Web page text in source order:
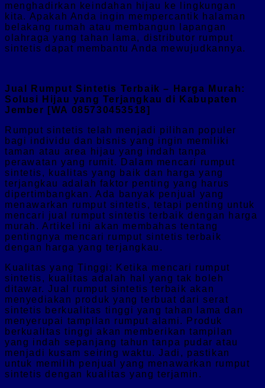
menghadirkan keindahan hijau ke lingkungan
kita. Apakah Anda ingin mempercantik halaman
belakang rumah atau membangun lapangan
olahraga yang tahan lama, distributor rumput
sintetis dapat membantu Anda mewujudkannya.
Jual Rumput Sintetis Terbaik – Harga Murah:
Solusi Hijau yang Terjangkau di Kabupaten
Jember [WA 085730453518]
Rumput sintetis telah menjadi pilihan populer
bagi individu dan bisnis yang ingin memiliki
taman atau area hijau yang indah tanpa
perawatan yang rumit. Dalam mencari rumput
sintetis, kualitas yang baik dan harga yang
terjangkau adalah faktor penting yang harus
dipertimbangkan. Ada banyak penjual yang
menawarkan rumput sintetis, tetapi penting untuk
mencari jual rumput sintetis terbaik dengan harga
murah. Artikel ini akan membahas tentang
pentingnya mencari rumput sintetis terbaik
dengan harga yang terjangkau.
Kualitas yang Tinggi: Ketika mencari rumput
sintetis, kualitas adalah hal yang tak boleh
ditawar. Jual rumput sintetis terbaik akan
menyediakan produk yang terbuat dari serat
sintetis berkualitas tinggi yang tahan lama dan
menyerupai tampilan rumput alami. Produk
berkualitas tinggi akan memberikan tampilan
yang indah sepanjang tahun tanpa pudar atau
menjadi kusam seiring waktu. Jadi, pastikan
untuk memilih penjual yang menawarkan rumput
sintetis dengan kualitas yang terjamin.